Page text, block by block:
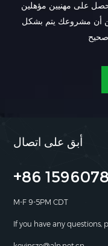
تحصل على مهنيين مؤهلين
من أن مشروعك يتم بشكل
أبق على اتصال
+86
M-F 9-5PM CDT
If you have any questions,